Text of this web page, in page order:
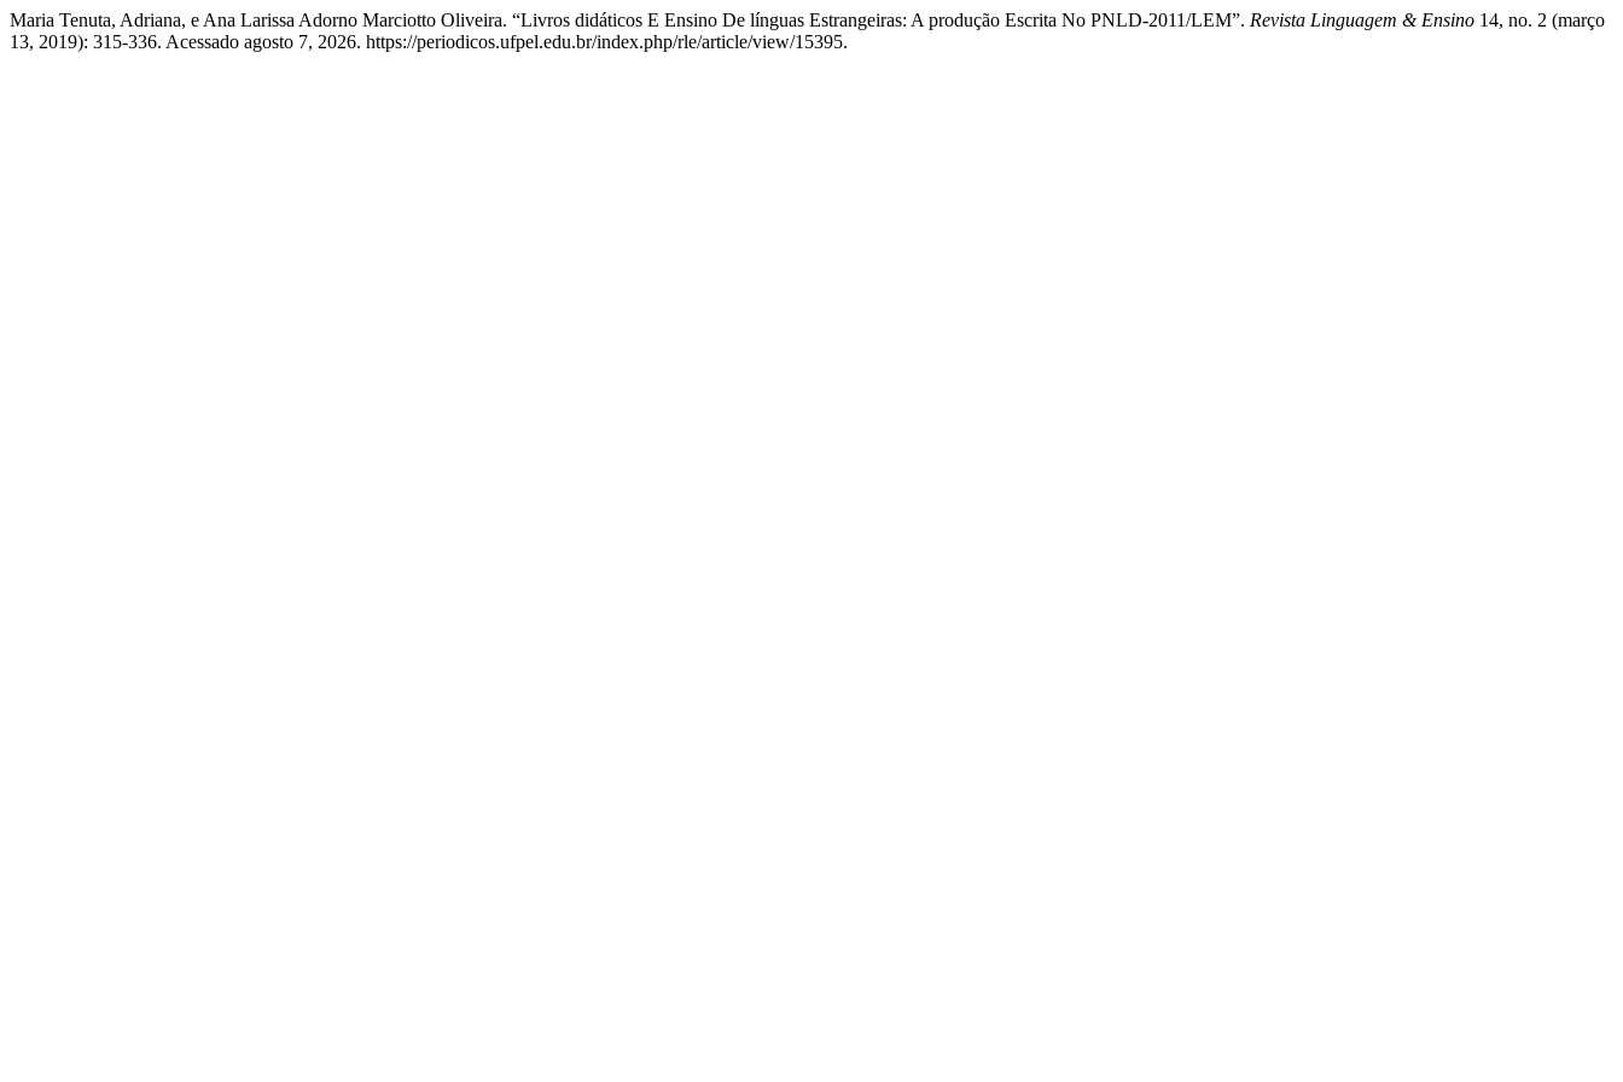
Maria Tenuta, Adriana, e Ana Larissa Adorno Marciotto Oliveira. “Livros didáticos E Ensino De línguas Estrangeiras: A produção Escrita No PNLD-2011/LEM”. Revista Linguagem & Ensino 14, no. 2 (março
13, 2019): 315-336. Acessado agosto 7, 2026. https://periodicos.ufpel.edu.br/index.php/rle/article/view/15395.